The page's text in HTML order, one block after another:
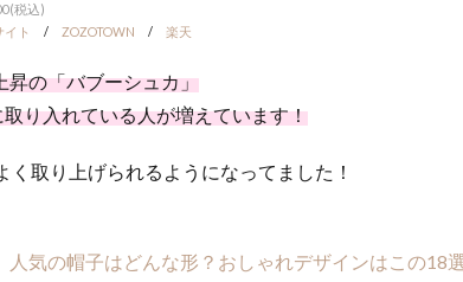
税込)
イト
/ ZOZOTOWN / 楽天
昇の「バブーシュカ」
り入れている人が増えています！
く取り上げられるようになってました！
人気の帽子はどんな形？おしゃれデザインはこの18